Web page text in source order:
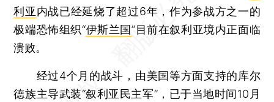
利亚内战已经延烧了超过6年，作为参战方之一的
极端恐怖组织“伊斯兰国”目前在叙利亚境内正面临
溃败。
经过4个月的战斗，由美国等方面支持的库尔
德族主导武装“叙利亚民主军”，已于当地时间10月